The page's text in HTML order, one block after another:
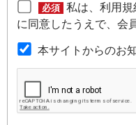
第２条（本規約の範囲
本規約は本サイトが提
のです。
第３条（会員）
本サイトの会員は、機
必須 私は、利用
に同意したうえで、会
本サイトからのお